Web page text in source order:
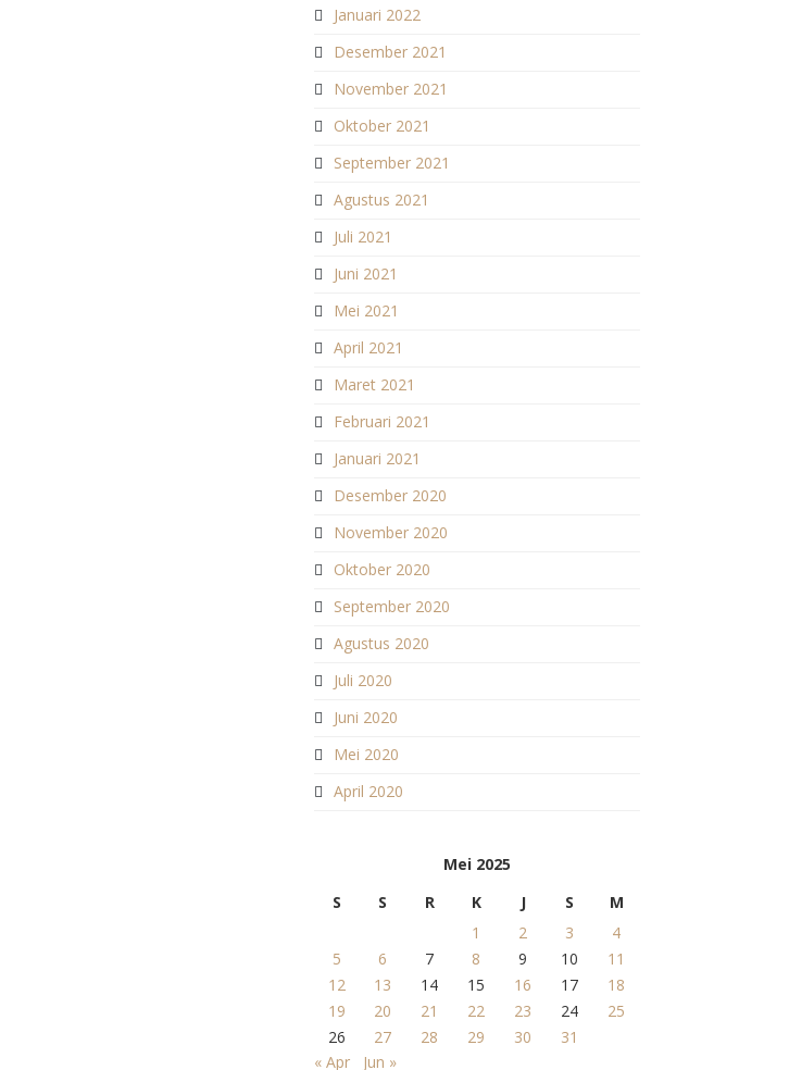
Januari 2022
Desember 2021
November 2021
Oktober 2021
September 2021
Agustus 2021
Juli 2021
Juni 2021
Mei 2021
April 2021
Maret 2021
Februari 2021
Januari 2021
Desember 2020
November 2020
Oktober 2020
September 2020
Agustus 2020
Juli 2020
Juni 2020
Mei 2020
April 2020
Mei 2025
S
S R K J S
M
1
2 3
4
5
6 7 8 9 10
11
12
13 14 15 16 17
18
19
20 21 22 23 24
25
26
27 28 29 30
31
« Apr
Jun »